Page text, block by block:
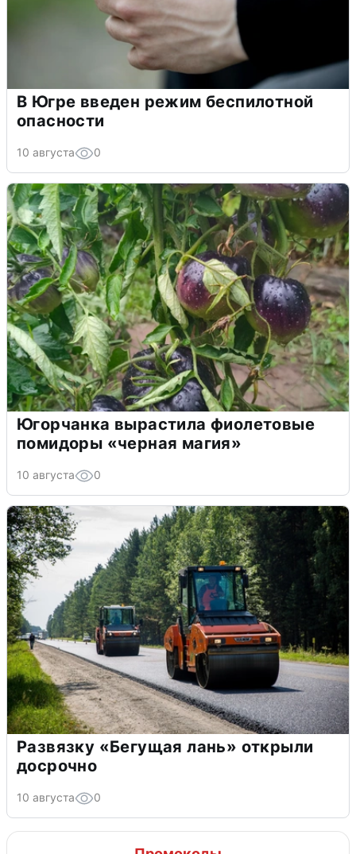
В Югре введен режим беспилотной
опасности
10 августа 0
Югорчанка вырастила фиолетовые
помидоры «черная магия»
10 августа 0
Развязку «Бегущая лань» открыли
досрочно
10 августа 0